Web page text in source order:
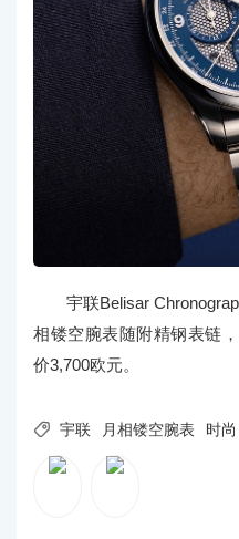
宇联Belisar
相镂空腕表随附精钢表链
价3,700欧元。
 宇联 月相镂空腕表 时尚